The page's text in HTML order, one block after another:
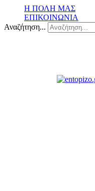
Η ΠΟΛΗ ΜΑΣ
ΕΠΙΚΟΙΝΩΝΙΑ
Αναζήτηση...